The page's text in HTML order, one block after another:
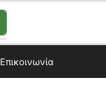
Επικοινωνία